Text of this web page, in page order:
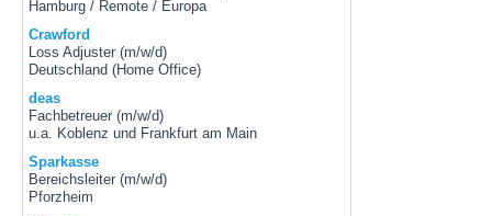
Hamburg / Remote / Europa
Crawford
Loss Adjuster (m/w/d)
Deutschland (Home Office)
deas
Fachbetreuer (m/w/d)
u.a. Koblenz und Frankfurt am Main
Sparkasse
Bereichsleiter (m/w/d)
Pforzheim